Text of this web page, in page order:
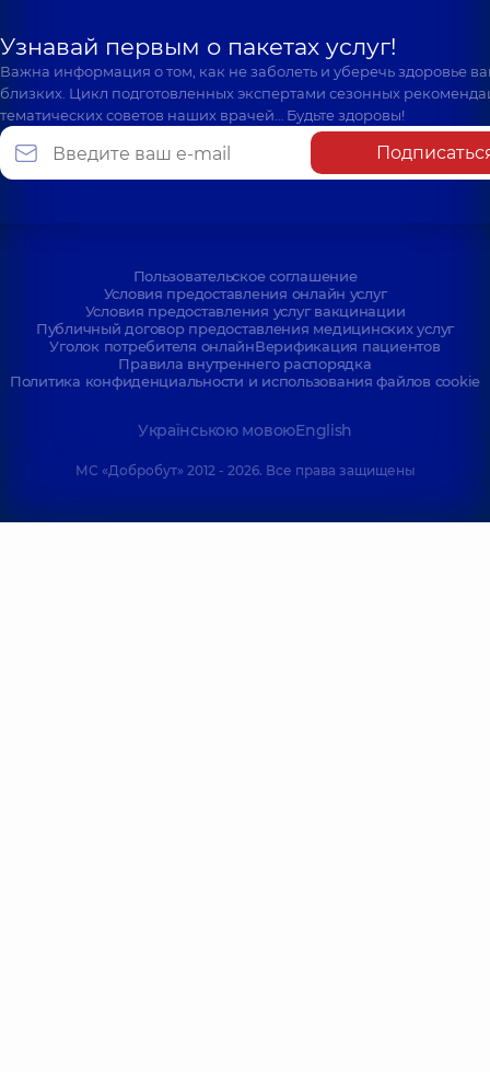
Узнавай первым о пакетах услуг!
Важна информация о том, как не заболеть и уберечь здоровье
близких. Цикл подготовленных экспертами сезонных
тематических советов наших врачей… Будьте здоровы!
Пользовательское соглашение
Условия предоставления онлайн услуг
Условия предоставления услуг вакцинации
Публичный договор предоставления медицинских услуг
Уголок потребителя онлайнВерификация пациентов
Правила внутреннего распорядка
Политика конфиденциальности и использования файлов cookie
Українською мовоюEnglish
МС «Добробут» 2012 - 2026. Все права защищены